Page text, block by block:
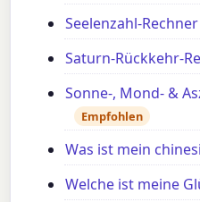
Seelenzahl-Rechner
Saturn-Rückkehr-
Sonne-, Mond- &
Empfohlen
Was ist mein
Welche ist meine